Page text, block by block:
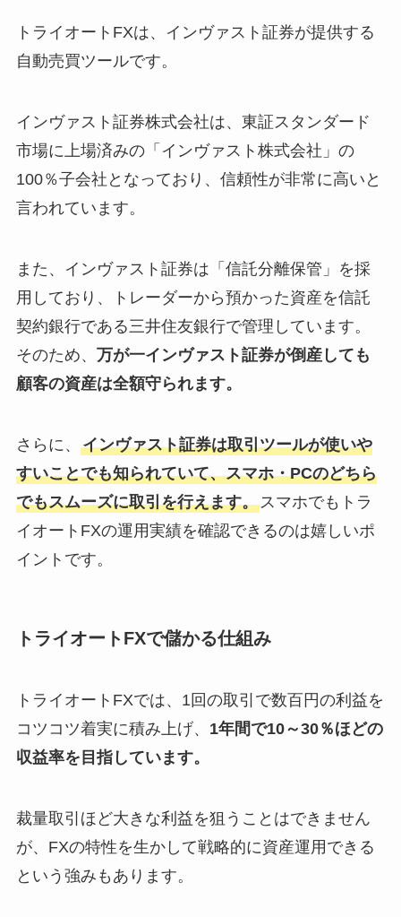
トライオートFXは、インヴァスト証券が提供する
自動売買ツールです。
インヴァスト証券株式会社は、東証スタンダード
市場に上場済みの「インヴァスト株式会社」の
100％子会社となっており、信頼性が非常に高いと
言われています。
また、インヴァスト証券は「信託分離保管」を採
用しており、トレーダーから預かった資産を信託
契約銀行である三井住友銀行で管理しています。
そのため、 万が一インヴァスト証券が倒産しても
顧客の資産は全額守られます。
さらに、 インヴァスト証券は取引ツールが使いや
すいことでも知られていて、スマホ・PCのどちら
でもスムーズに取引を行えます。スマホでもトラ
イオートFXの運用実績を確認できるのは嬉しいポ
イントです。
トライオートFXで儲かる仕組み
トライオートFXでは、1回の取引で数百円の利益を
コツコツ着実に積み上げ、 1年間で10～30％ほどの
収益率を目指しています。
裁量取引ほど大きな利益を狙うことはできません
が、FXの特性を生かして戦略的に資産運用できる
という強みもあります。